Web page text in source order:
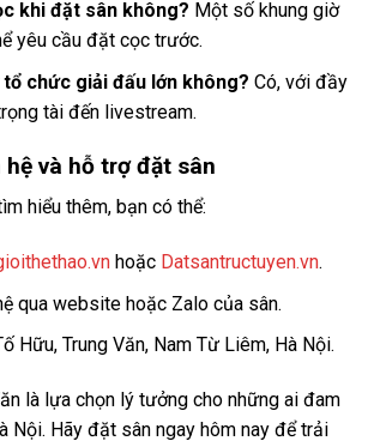
khi đặt sân không? Một số khung giờ
yêu cầu đặt cọc trước.
chức giải đấu lớn không? Có, với đầy
tài đến livestream.
và hỗ trợ đặt sân
hiểu thêm, bạn có thể:
hoặc Datsantructuyen.vn.
qua website hoặc Zalo của sân.
Hữu, Trung Văn, Nam Từ Liêm, Hà Nội.
là lựa chọn lý tưởng cho những ai đam
Nội. Hãy đặt sân ngay hôm nay để trải